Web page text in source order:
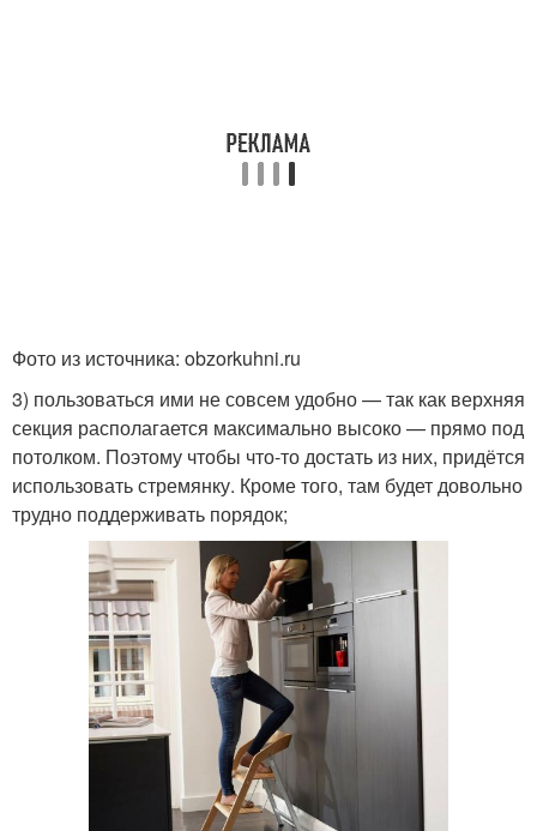
Фото из источника: obzorkuhni.ru
3) пользоваться ими не совсем удобно — так как верхняя
секция располагается максимально высоко — прямо под
потолком. Поэтому чтобы что-то достать из них, придётся
использовать стремянку. Кроме того, там будет довольно
трудно поддерживать порядок;